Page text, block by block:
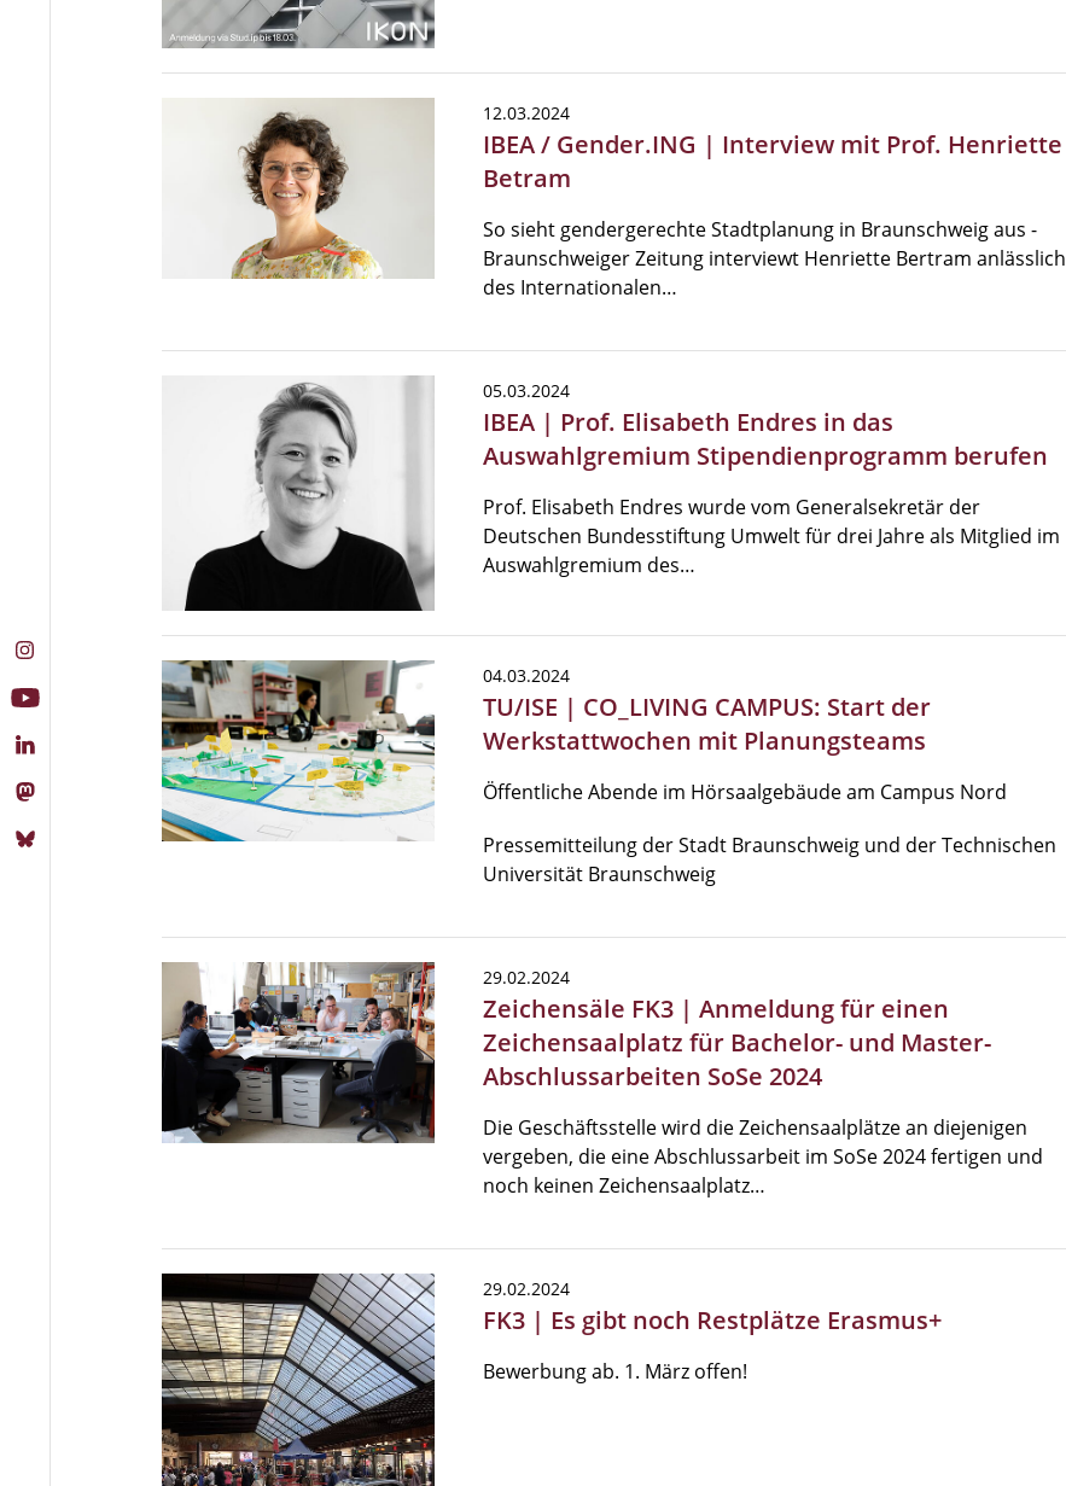
12.03.2024
IBEA / Gender.ING | Interview mit Prof. Henriette
Betram
So sieht gendergerechte Stadtplanung in Braunschweig aus -
Braunschweiger Zeitung interviewt Henriette Bertram anlässlich
des Internationalen…
05.03.2024
IBEA | Prof. Elisabeth Endres in das
Auswahlgremium Stipendienprogramm berufen
Prof. Elisabeth Endres wurde vom Generalsekretär der
Deutschen Bundesstiftung Umwelt für drei Jahre als Mitglied im
Auswahlgremium des…
04.03.2024
TU/ISE | CO_LIVING CAMPUS: Start der
Werkstattwochen mit Planungsteams
Öffentliche Abende im Hörsaalgebäude am Campus Nord
Pressemitteilung der Stadt Braunschweig und der Technischen
Universität Braunschweig
29.02.2024
Zeichensäle FK3 | Anmeldung für einen
Zeichensaalplatz für Bachelor- und Master-
Abschlussarbeiten SoSe 2024
Die Geschäftsstelle wird die Zeichensaalplätze an diejenigen
vergeben, die eine Abschlussarbeit im SoSe 2024 fertigen und
noch keinen Zeichensaalplatz…
29.02.2024
FK3 | Es gibt noch Restplätze Erasmus+
Bewerbung ab. 1. März offen!